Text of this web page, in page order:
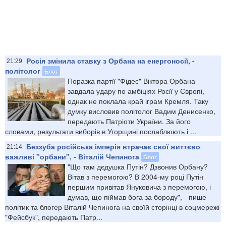
21:29
Росія змінила ставку з Орбана на енергоносії, -
політолог Блог
Поразка партії "Фідес" Віктора Орбана
завдала удару по амбіціях Росії у Європі,
однак не поклала край іграм Кремля. Таку
думку висловив політолог Вадим Денисенко,
передають Патріоти України. За його
словами, результати виборів в Угорщині послаблюють і ...
21:14
Беззуба російська імперія втрачає свої життєво
важливі "орбани", - Віталій Чепинога Блог
"Що там дєдушка Путін? Дзвонив Орбану?
Вітав з перемогою? В 2004-му році Путін
першим привітав Януковича з перемогою, і
думав, що піймав бога за бороду", - пише
політик та блогер Віталій Чепинога на своїй сторінці в соцмережі
"Фейсбук", передають Патр...